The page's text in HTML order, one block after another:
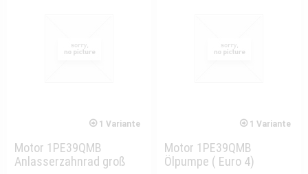
1 Variante
Motor 1PE39QMB
Anlasserzahnrad groß
1 Variante
Motor 1PE39QMB
Ölpumpe ( Euro 4)